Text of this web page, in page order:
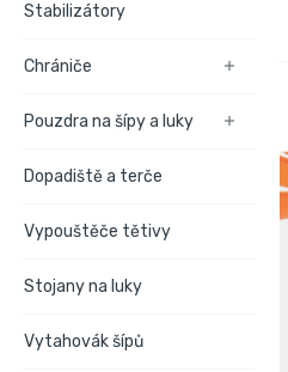
Stabilizátory
Chrániče 
Pouzdra na šípy a luky 
Dopadiště a terče
Vypouštěče tětivy
Stojany na luky
Vytahovák šípů